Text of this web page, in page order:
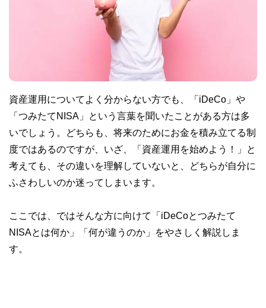
資産運用についてよく分からない方でも、「iDeCo」や
「つみたてNISA」という言葉を聞いたことがある方は多
いでしょう。どちらも、将来のためにお金を積み立てる制
度ではあるのですが、いざ、「資産運用を始めよう！」と
考えても、その違いを理解していないと、どちらが自分に
ふさわしいのか迷ってしまいます。
ここでは、ではそんな方に向けて「iDeCoとつみたて
NISAとは何か」「何が違うのか」をやさしく解説しま
す。